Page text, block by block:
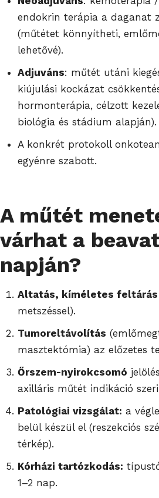
endokrin terápia a daganat
(műtétet könnyítheti,
lehetővé).
Adjuváns: műtét utáni
kiújulási kockázat
hormonterápia, célzott
biológia és stádium alapján).
A konkrét protokoll
egyénre szabott.
A műtét
várhat a
napján?
Altatás, kíméletes feltárás
metszéssel).
Tumoreltávolítás
masztektómia) az előzetes
Őrszem-nyirokcsomó
axilláris műtét indikáció
Patológiai vizsgálat: a
belül készül el (reszekciós
térkép).
Kórházi tartózkodás:
1–2 nap.